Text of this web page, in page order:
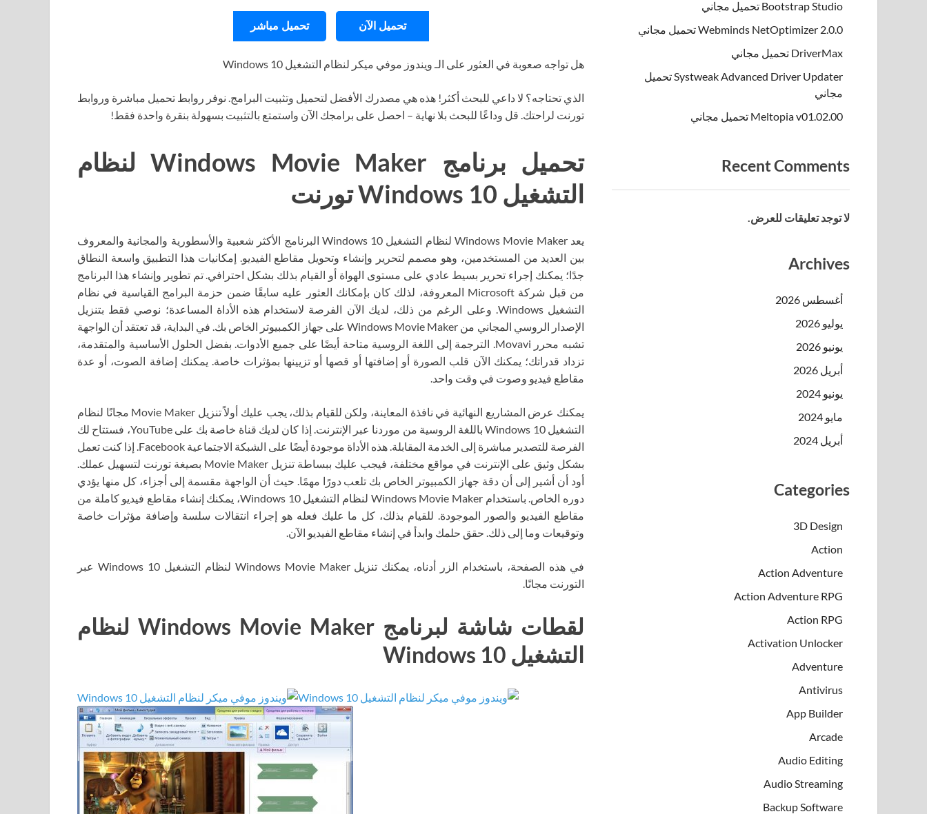
تحميل الآن تحميل مباشر
هل تواجه صعوبة في العثور على الـ ويندوز موفي ميكر لنظام التشغيل Windows 10
الذي تحتاجه؟ لا داعي للبحث أكثر! هذه هي مصدرك الأفضل لتحميل وتثبيت البرامج. نوفر روابط تحميل مباشرة وروابط
تورنت لراحتك. قل وداعًا للبحث بلا نهاية – احصل على برامجك الآن واستمتع بالتثبيت بسهولة بنقرة واحدة فقط!
تحميل برنامج Windows Movie Maker لنظام
التشغيل Windows 10 تورنت
يعد Windows Movie Maker لنظام التشغيل Windows 10 البرنامج الأكثر شعبية والأسطورية والمجانية والمعروف
بين العديد من المستخدمين، وهو مصمم لتحرير وإنشاء وتحويل مقاطع الفيديو. إمكانيات هذا التطبيق واسعة النطاق
جدًا؛ يمكنك إجراء تحرير بسيط عادي على مستوى الهواة أو القيام بذلك بشكل احترافي. تم تطوير وإنشاء هذا البرنامج
من قبل شركة Microsoft المعروفة، لذلك كان بإمكانك العثور عليه سابقًا ضمن حزمة البرامج القياسية في نظام
التشغيل Windows. وعلى الرغم من ذلك، لديك الآن الفرصة لاستخدام هذه الأداة المساعدة؛ نوصي فقط بتنزيل
الإصدار الروسي المجاني من Windows Movie Maker على جهاز الكمبيوتر الخاص بك. في البداية، قد تعتقد أن الواجهة
تشبه محرر Movavi. الترجمة إلى اللغة الروسية متاحة أيضًا على جميع الأدوات. بفضل الحلول الأساسية والمتقدمة،
تزداد قدراتك؛ يمكنك الآن قلب الصورة أو إضافتها أو قصها أو تزيينها بمؤثرات خاصة. يمكنك إضافة الصوت، أو عدة
مقاطع فيديو وصوت في وقت واحد.
يمكنك عرض المشاريع النهائية في نافذة المعاينة، ولكن للقيام بذلك، يجب عليك أولاً تنزيل Movie Maker مجانًا لنظام
التشغيل Windows 10 باللغة الروسية من موردنا عبر الإنترنت. إذا كان لديك قناة خاصة بك على YouTube، فستتاح لك
الفرصة للتصدير مباشرة إلى الخدمة المقابلة. هذه الأداة موجودة أيضًا على الشبكة الاجتماعية Facebook. إذا كنت تعمل
بشكل وثيق على الإنترنت في مواقع مختلفة، فيجب عليك ببساطة تنزيل Movie Maker بصيغة تورنت لتسهيل عملك.
أود أن أشير إلى أن دقة جهاز الكمبيوتر الخاص بك تلعب دورًا مهمًا. حيث أن الواجهة مقسمة إلى أجزاء، كل منها يؤدي
دوره الخاص. باستخدام Windows Movie Maker لنظام التشغيل Windows 10، يمكنك إنشاء مقاطع فيديو كاملة من
مقاطع الفيديو والصور الموجودة. للقيام بذلك، كل ما عليك فعله هو إجراء انتقالات سلسة وإضافة مؤثرات خاصة
وتوقيعات وما إلى ذلك. حقق حلمك وابدأ في إنشاء مقاطع الفيديو الآن.
في هذه الصفحة، باستخدام الزر أدناه، يمكنك تنزيل Windows Movie Maker لنظام التشغيل Windows 10 عبر
التورنت مجانًا.
لقطات شاشة لبرنامج Windows Movie Maker لنظام
التشغيل Windows 10
Bootstrap Studio تحميل مجاني
Webminds NetOptimizer 2.0.0 تحميل مجاني
DriverMax تحميل مجاني
Systweak Advanced Driver Updater تحميل
مجاني
Meltopia v01.02.00 تحميل مجاني
Recent Comments
لا توجد تعليقات للعرض.
Archives
أغسطس 2026
يوليو 2026
يونيو 2026
أبريل 2026
يونيو 2024
مايو 2024
أبريل 2024
Categories
3D Design
Action
Action Adventure
Action Adventure RPG
Action RPG
Activation Unlocker
Adventure
Antivirus
App Builder
Arcade
Audio Editing
Audio Streaming
Backup Software